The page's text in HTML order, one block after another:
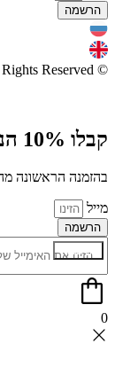
הרשמה
© Copyright 2025 | All Rights Reserved
קבלו 10% הנחה
בהזמנה הראשונה
מייל
הרשמה
הרשמה
0